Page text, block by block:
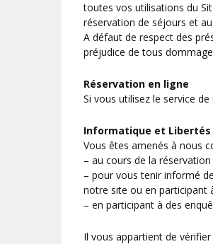
toutes vos utilisations du
réservation de séjours et
A défaut de respect des
préjudice de tous
Réservation en ligne
Si vous utilisez le service
Informatique et Libertés
Vous êtes amenés à nous
– au cours de la
– pour vous tenir informé
notre site ou en participant
– en participant à des
Il vous appartient de